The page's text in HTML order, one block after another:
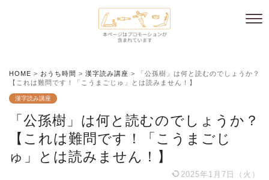
HOME > おうち時間 > 漢字読み講座 >
「公孫樹」は何と読むのでしょうか？
【これは難問です！「こうまごじゅ」とは読みません！】
漢字読み講座
「公孫樹」は何と読むのでしょうか？
【これは難問です！「こうまごじ
ゅ」とは読みません！】
2025年1月7日（火）